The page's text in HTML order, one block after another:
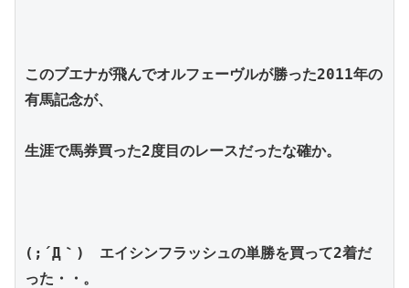
このブエナが飛んでオルフェーヴルが勝った2011年の
有馬記念が、
生涯で馬券買った2度目のレースだったな確か。
(;´Д｀)　エイシンフラッシュの単勝を買って2着だ
った・・。